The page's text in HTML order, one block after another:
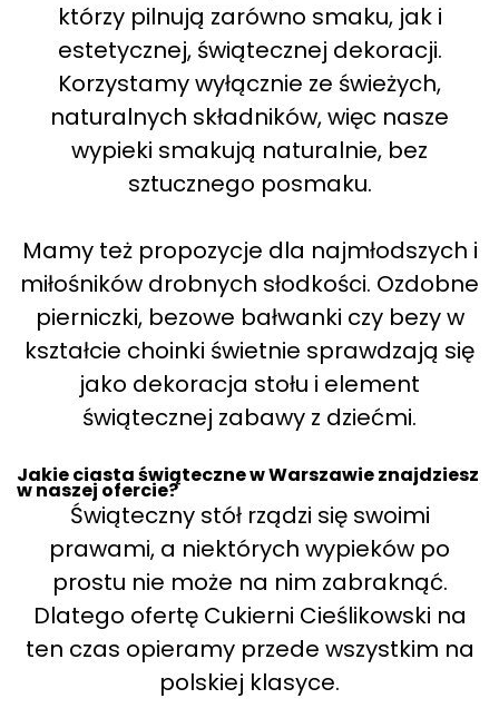
którzy pilnują zarówno smaku, jak i
estetycznej, świątecznej dekoracji.
Korzystamy wyłącznie ze świeżych,
naturalnych składników, więc nasze
wypieki smakują naturalnie, bez
sztucznego posmaku.
Mamy też propozycje dla najmłodszych i
miłośników drobnych słodkości. Ozdobne
pierniczki, bezowe bałwanki czy bezy w
kształcie choinki świetnie sprawdzają się
jako dekoracja stołu i element
świątecznej zabawy z dziećmi.
Jakie ciasta świąteczne w Warszawie znajdziesz
w naszej ofercie?
Świąteczny stół rządzi się swoimi
prawami, a niektórych wypieków po
prostu nie może na nim zabraknąć.
Dlatego ofertę Cukierni Cieślikowski na
ten czas opieramy przede wszystkim na
polskiej klasyce.